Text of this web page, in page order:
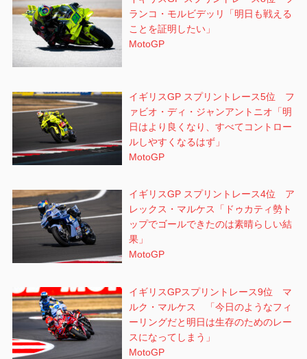
ランコ・モルビデッリ「明日も戦える
ことを証明したい」
MotoGP
イギリスGP スプリントレース5位 フ
ァビオ・ディ・ジャンアントニオ「明
日はより良くなり、すべてコントロー
ルしやすくなるはず」
MotoGP
イギリスGP スプリントレース4位 ア
レックス・マルケス「ドゥカティ勢ト
ップでゴールできたのは素晴らしい結
果」
MotoGP
イギリスGPスプリントレース9位 マ
ルク・マルケス 「今日のようなフィ
ーリングだと明日は生存のためのレー
スになってしまう」
MotoGP